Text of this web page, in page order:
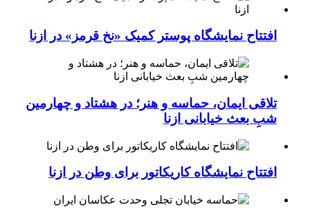
افتتاح نمایشگاه پوستر کمیک «نخ قرمز» در ازنا
تلاقی ایمان، حماسه و هنر؛ در هشتاد و چهارمین
شبِ بعث خیابانی ازنا
افتتاح نمایشگاه کاریکاتور برای وطن در ازنا